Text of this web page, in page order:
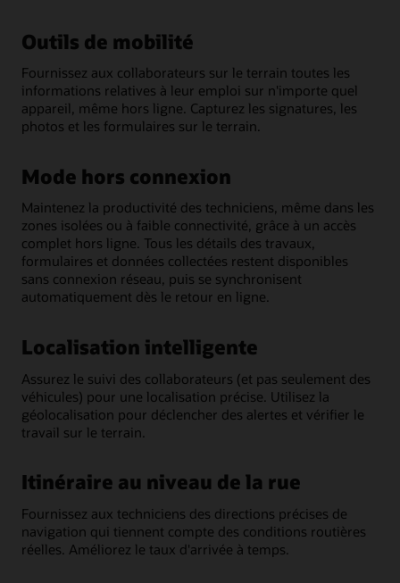
Outils de mobilité
Fournissez aux collaborateurs sur le terrain toutes les
informations relatives à leur emploi sur n'importe quel
appareil, même hors ligne. Capturez les signatures, les
photos et les formulaires sur le terrain.
Mode hors connexion
Maintenez la productivité des techniciens, même dans les
zones isolées ou à faible connectivité, grâce à un accès
complet hors ligne. Tous les détails des travaux,
formulaires et données collectées restent disponibles
sans connexion réseau, puis se synchronisent
automatiquement dès le retour en ligne.
Localisation intelligente
Assurez le suivi des collaborateurs (et pas seulement des
véhicules) pour une localisation précise. Utilisez la
géolocalisation pour déclencher des alertes et vérifier le
travail sur le terrain.
Itinéraire au niveau de la rue
Fournissez aux techniciens des directions précises de
navigation qui tiennent compte des conditions routières
réelles. Améliorez le taux d'arrivée à temps.